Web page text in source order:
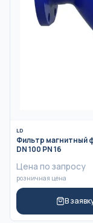
LD
Фильтр магнитный
DN 100 PN 16
Цена по запросу
розничная цена
В